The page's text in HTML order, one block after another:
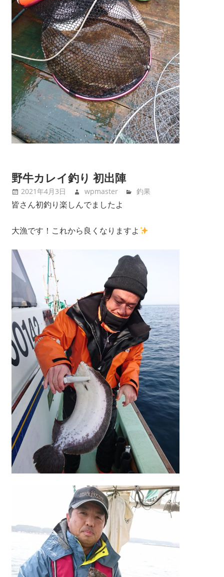
野牛カレイ釣り 初出陣
2021年4月3日 wpmaster 釣果
皆さん初釣り楽しんでましたよ
大漁です！これから良くなりますよ